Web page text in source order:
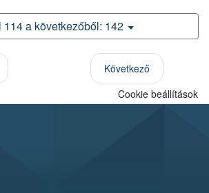
114 a következőből: 142
Következő
Cookie beállítások